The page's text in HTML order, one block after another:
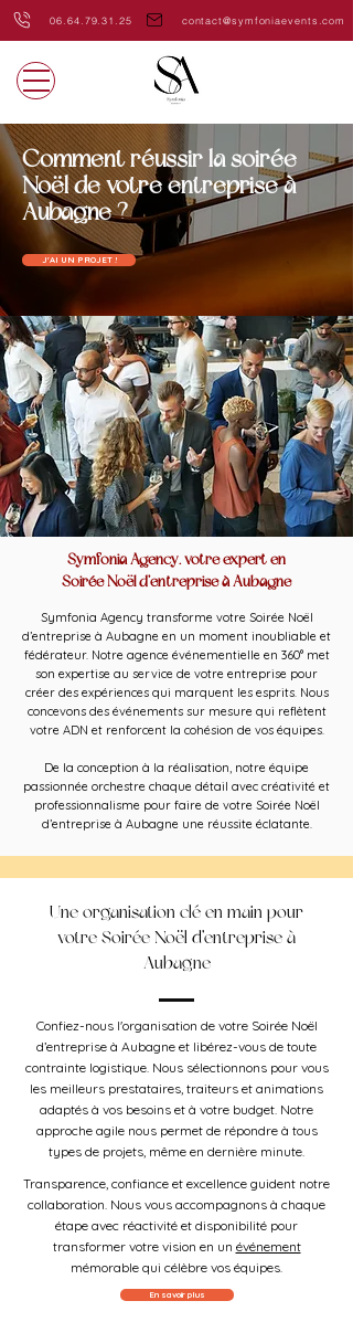
06.64.79.31.25 contact@symfoniaevents.com
Comment réussir la soirée
Noël de votre entreprise à
Aubagne ?
J'AI UN PROJET !
Symfonia Agency, votre expert en
Soirée Noël d’entreprise à Aubagne
Symfonia Agency transforme votre Soirée Noël
d’entreprise à Aubagne en un moment inoubliable et
fédérateur. Notre agence événementielle en 360° met
son expertise au service de votre entreprise pour
créer des expériences qui marquent les esprits. Nous
concevons des événements sur mesure qui reflètent
votre ADN et renforcent la cohésion de vos équipes.
De la conception à la réalisation, notre équipe
passionnée orchestre chaque détail avec créativité et
professionnalisme pour faire de votre Soirée Noël
d’entreprise à Aubagne une réussite éclatante.
Une organisation clé en main pour
votre Soirée Noël d’entreprise à
Aubagne
Confiez-nous l'organisation de votre Soirée Noël
d’entreprise à Aubagne et libérez-vous de toute
contrainte logistique. Nous sélectionnons pour vous
les meilleurs prestataires, traiteurs et animations
adaptés à vos besoins et à votre budget. Notre
approche agile nous permet de répondre à tous
types de projets, même en dernière minute.
Transparence, confiance et excellence guident notre
collaboration. Nous vous accompagnons à chaque
étape avec réactivité et disponibilité pour
transformer votre vision en un événement
mémorable qui célèbre vos équipes.
En savoir plus